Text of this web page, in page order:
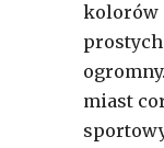
kolorów
miast